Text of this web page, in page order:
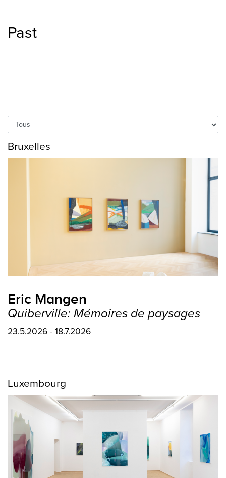
Past
Bruxelles
Eric Mangen
Quiberville: Mémoires de paysages
23.5.2026 - 18.7.2026
Luxembourg